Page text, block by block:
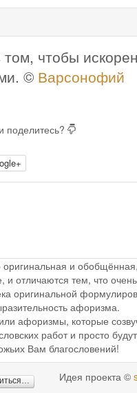
чтобы
© Варсонофий
поделитесь?
и
и отличаются тем, что
оригинальной
афоризма.
афоризмы, которые
работ и просто
Вам благословений!
Идея проекта ©